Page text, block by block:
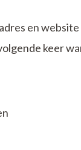
en
keer